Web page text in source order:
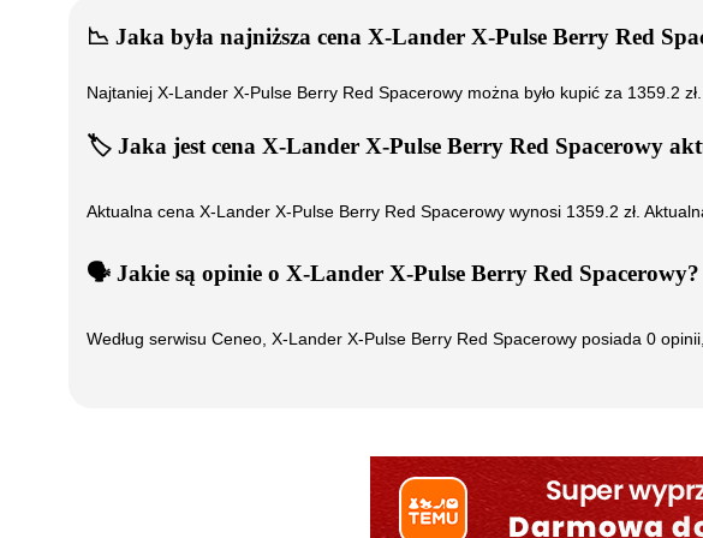
📉 Jaka była najniższa cena X-Lander X-Pulse Berry Red
Najtaniej X-Lander X-Pulse Berry Red Spacerowy można było kupić za 1359.2
🏷️ Jaka jest cena X-Lander X-Pulse Berry Red Spacerowy
Aktualna cena X-Lander X-Pulse Berry Red Spacerowy wynosi 1359.2 zł.
🗣️ ️ Jakie są opinie o X-Lander X-Pulse Berry Red Spacerowy?
Według serwisu Ceneo, X-Lander X-Pulse Berry Red Spacerowy posiada 0